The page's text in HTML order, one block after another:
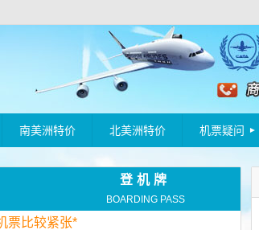
南美洲特价 北美洲特价 机票疑问
登机牌
BOARDING PASS
票比较紧张*